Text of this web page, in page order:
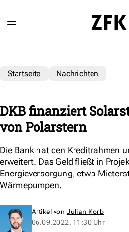
Startseite Nachrichten
DKB finanziert
von Polarstern
Die Bank hat den Kreditrahmen
erweitert. Das Geld fließt in
Energieversorgung, etwa
Wärmepumpen.
Artikel von Julian Korb
06.09.2022, 11:30 Uhr